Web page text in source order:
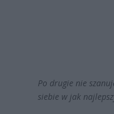
Po drugie nie
siebie w jak